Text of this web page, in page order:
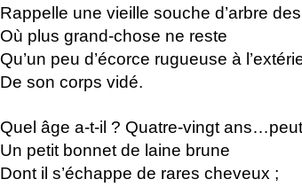
Rappelle une vieille souche d’arbre
Où plus grand-chose ne reste
Qu’un peu d’écorce rugueuse à
De son corps vidé.
Quel âge a-t-il ? Quatre-vingt
Un petit bonnet de laine brune
Dont il s’échappe de rares cheveux ;